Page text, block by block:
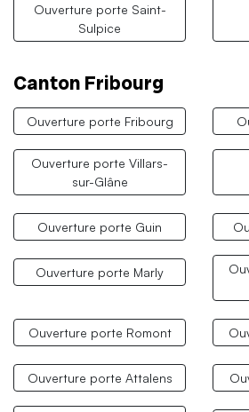
Ouverture porte Saint-
Sulpice
Canton Fribourg
Ouverture porte Fribourg
Ouverture porte Villars-
sur-Glâne
Ouverture porte Guin
Ouverture porte Marly
Ouverture porte Romont
Ouverture porte Attalens